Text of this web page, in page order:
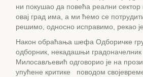
ни покушао да повећа реални сектор
овај град има, а ми ћемо се
решимо, односно исправимо, рекао
Након обраћања шефа Одборичке
одборник, некадашњи
Милосављевић одговорио је на
упућене критике поводом